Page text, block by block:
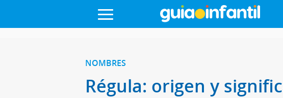
NOMBRES
Régula: origen y